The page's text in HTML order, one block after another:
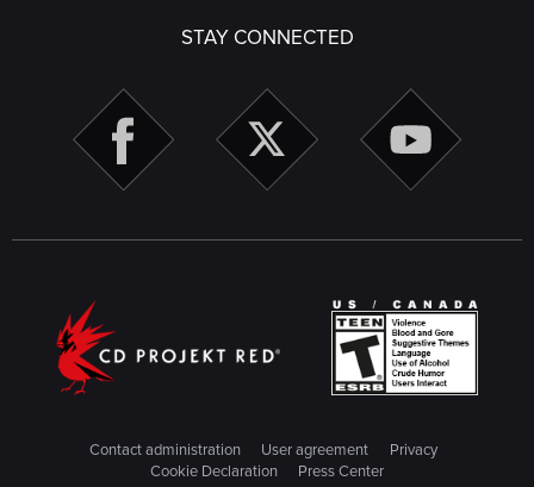
STAY CONNECTED
Contact administration User agreement
Privacy
Cookie Declaration
Press Center